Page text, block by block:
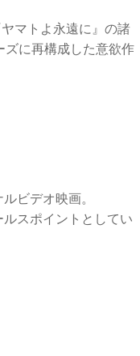
マトよ永遠に』の諸
ズに再構成した意欲作
ビデオ映画。
スポイントとしてい